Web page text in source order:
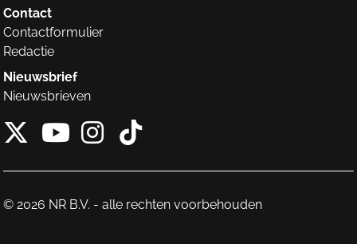
Contact
Contactformulier
Redactie
Nieuwsbrief
Nieuwsbrieven
X van NieuwRechts
Instagram van
Tiktok van
© 2026 NR B.V. - alle rechten voorbehouden